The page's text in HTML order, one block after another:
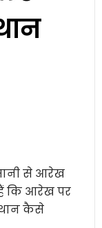
से आरेख
कि आरेख पर
कैसे